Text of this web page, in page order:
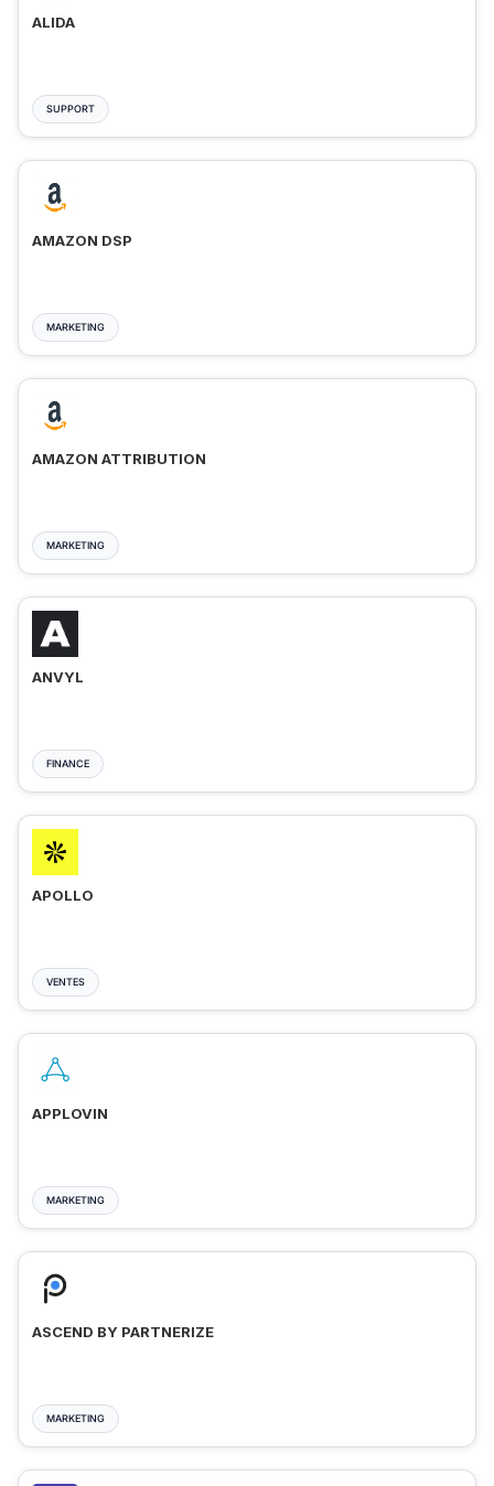
ALIDA
SUPPORT
AMAZON DSP
MARKETING
AMAZON ATTRIBUTION
MARKETING
ANVYL
FINANCE
APOLLO
VENTES
APPLOVIN
MARKETING
ASCEND BY PARTNERIZE
MARKETING